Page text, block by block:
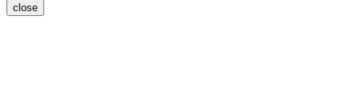
close